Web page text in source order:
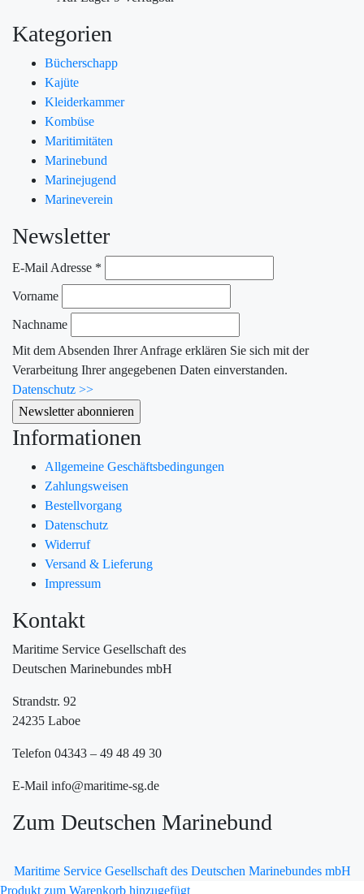
Kategorien
Bücherschapp
Kajüte
Kleiderkammer
Kombüse
Maritimitäten
Marinebund
Marinejugend
Marineverein
Newsletter
E-Mail Adresse *
Vorname
Nachname
Mit dem Absenden Ihrer Anfrage erklären Sie sich mit der
Verarbeitung Ihrer angegebenen Daten einverstanden.
Datenschutz >>
Informationen
Allgemeine Geschäftsbedingungen
Zahlungsweisen
Bestellvorgang
Datenschutz
Widerruf
Versand & Lieferung
Impressum
Kontakt
Maritime Service Gesellschaft des
Deutschen Marinebundes mbH
Strandstr. 92
24235 Laboe
Telefon 04343 – 49 48 49 30
E-Mail info@maritime-sg.de
Zum Deutschen Marinebund
Maritime Service Gesellschaft des Deutschen Marinebundes mbH
Produkt zum Warenkorb hinzugefügt